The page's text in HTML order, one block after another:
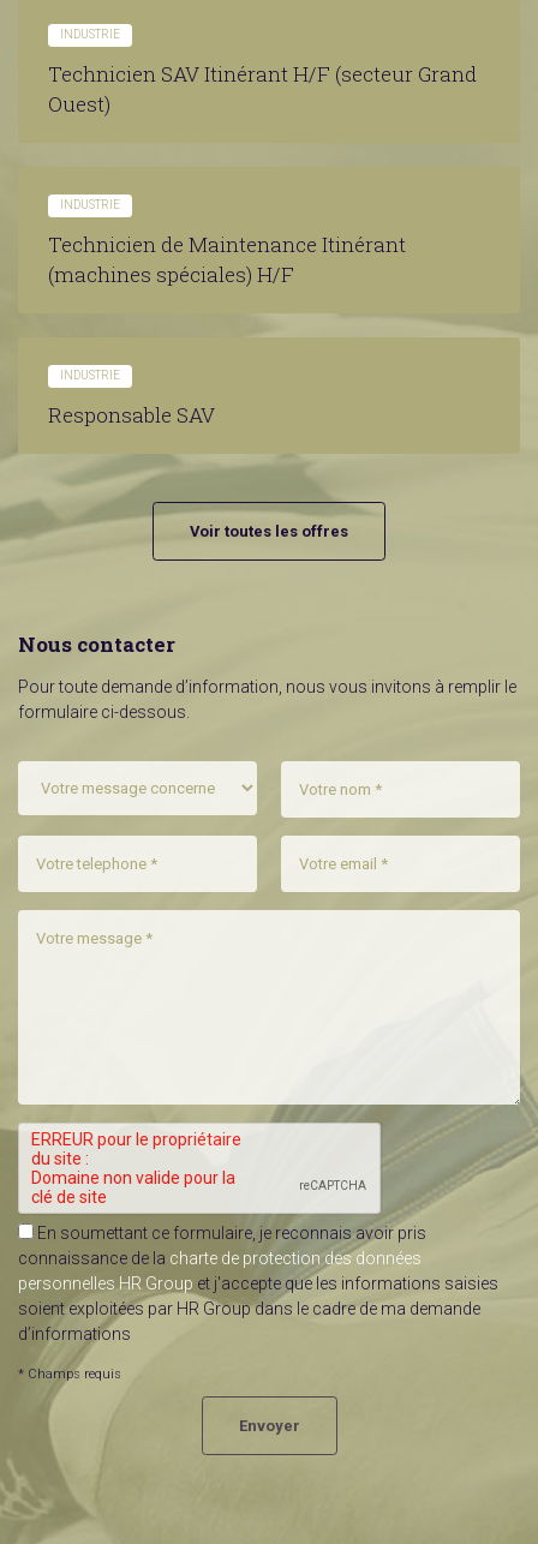
INDUSTRIE
Technicien SAV Itinérant H/F (secteur Grand
Ouest)
INDUSTRIE
Technicien de Maintenance Itinérant
(machines spéciales) H/F
INDUSTRIE
Responsable SAV
Voir toutes les offres
Nous contacter
Pour toute demande d’information, nous vous invitons à remplir le
formulaire ci-dessous.
En soumettant ce formulaire, je reconnais avoir pris
connaissance de la charte de protection des données
personnelles HR Group et j'accepte que les informations saisies
soient exploitées par HR Group dans le cadre de ma demande
d’informations
* Champs requis